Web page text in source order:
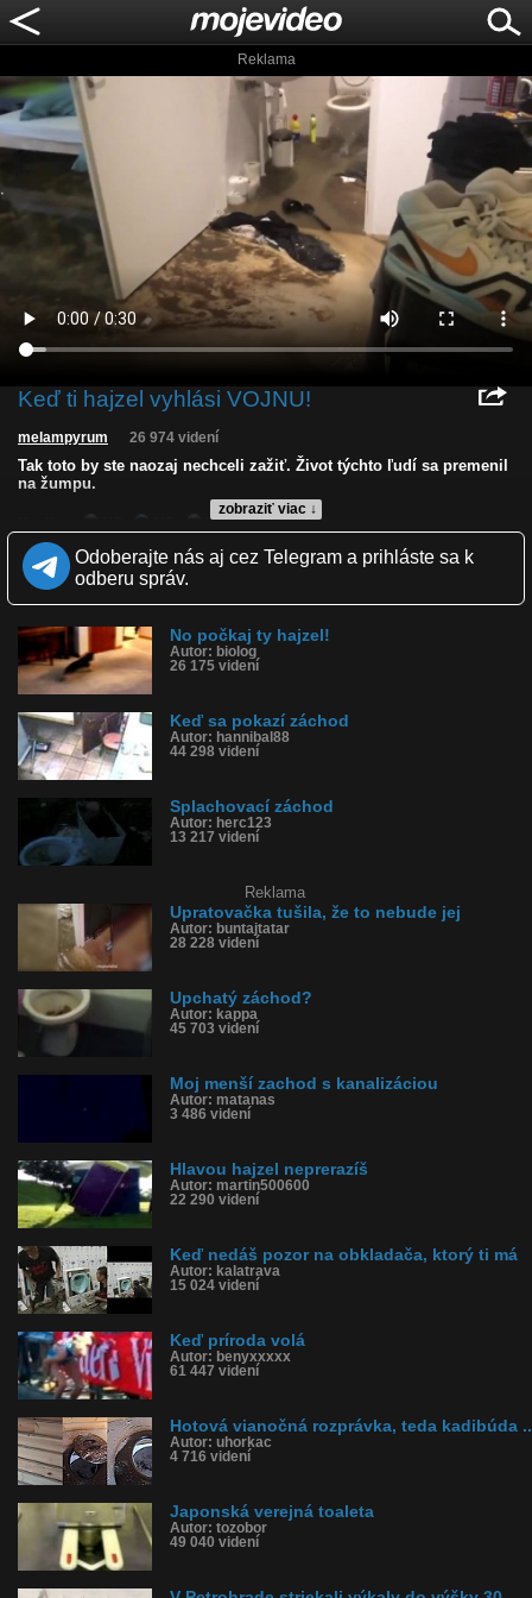
Reklama
Keď ti hajzel vyhlási VOJNU!
zobraziť viac ↓
melampyrum 26 974 videní
Tak toto by ste naozaj nechceli zažiť. Život týchto ľudí sa premenil
na žumpu.
LQ
Zverejnené: 28.4.2019 20:27
Páči sa: 78% (32 hlasov)
Obľúbené: 2
Komentárov: 105
Kategória: ľudia
Tagy: záchod, vyrazilo záchod, výkaly, kanalizácia, stoka, hovno,
šťanky, wc, misa
História sledovanosti videa:
Odoberajte nás aj cez Telegram a prihláste sa k
odberu správ.
No počkaj ty hajzel!
Autor: biolog
26 175 videní
Keď sa pokazí záchod
Autor: hannibal88
44 298 videní
Splachovací záchod
Autor: herc123
13 217 videní
Reklama
Upratovačka tušila, že to nebude jej
Autor: buntajtatar
28 228 videní
Upchatý záchod?
Autor: kappa
45 703 videní
Moj menší zachod s kanalizáciou
Autor: matanas
3 486 videní
Hlavou hajzel neprerazíš
Autor: martin500600
22 290 videní
Keď nedáš pozor na obkladača, ktorý ti má
Autor: kalatrava
15 024 videní
Keď príroda volá
Autor: benyxxxxx
61 447 videní
Hotová vianočná rozprávka, teda kadibúda ..
Autor: uhorkac
4 716 videní
Japonská verejná toaleta
Autor: tozobor
49 040 videní